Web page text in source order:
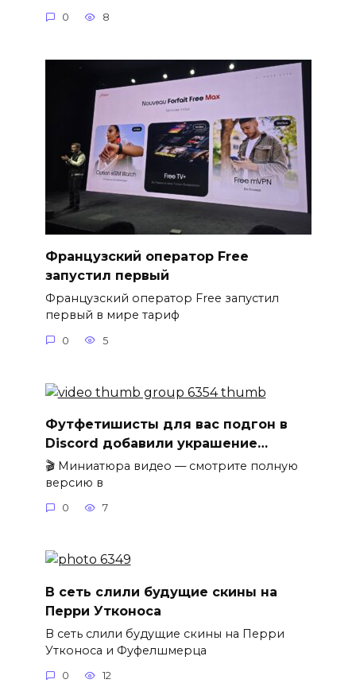
0 8
Французский оператор Free
запустил первый
Французский оператор Free запустил
первый в мире тариф
0 5
Футфетишисты для вас подгон в
Discord добавили украшение…
🎬 Миниатюра видео — смотрите полную
версию в
0 7
В сеть слили будущие скины на
Перри Утконоса
В сеть слили будущие скины на Перри
Утконоса и Фуфелшмерца
0 12